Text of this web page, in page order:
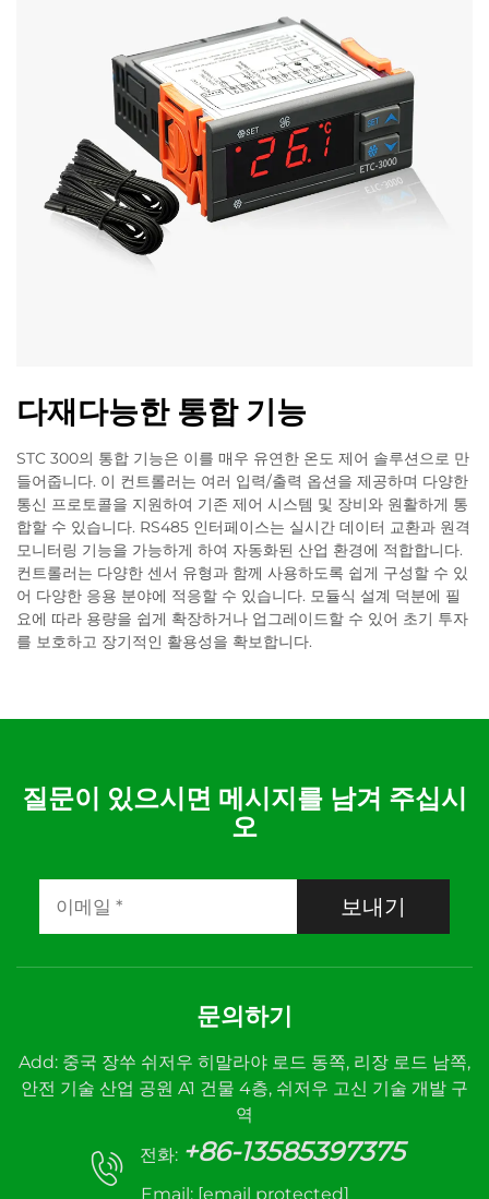
다재다능한 통합 기능
STC 300의 통합 기능은 이를 매우 유연한 온도 제어 솔루션으로 만
들어줍니다. 이 컨트롤러는 여러 입력/출력 옵션을 제공하며 다양한
통신 프로토콜을 지원하여 기존 제어 시스템 및 장비와 원활하게 통
합할 수 있습니다. RS485 인터페이스는 실시간 데이터 교환과 원격
모니터링 기능을 가능하게 하여 자동화된 산업 환경에 적합합니다.
컨트롤러는 다양한 센서 유형과 함께 사용하도록 쉽게 구성할 수 있
어 다양한 응용 분야에 적응할 수 있습니다. 모듈식 설계 덕분에 필
요에 따라 용량을 쉽게 확장하거나 업그레이드할 수 있어 초기 투자
를 보호하고 장기적인 활용성을 확보합니다.
질문이 있으시면 메시지를 남겨 주십시
오
보내기
문의하기
Add: 중국 장쑤 쉬저우 히말라야 로드 동쪽, 리장 로드 남쪽,
안전 기술 산업 공원 A1 건물 4층, 쉬저우 고신 기술 개발 구
역
전화: +86-13585397375
Email: [email protected]